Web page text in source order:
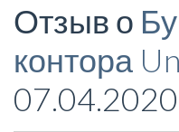
Красота Здоровье
Отзыв о
контора